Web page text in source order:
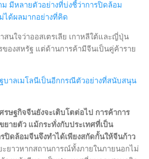
ม มีหลายตัวอย่างที่บ่งชี้ว่าการปิดล้อม
ได้ผลมากอย่างที่คิด
สนใจว่าออสเตรเลีย เกาหลีใต้และญี่ปุ่น
องสหรัฐ แต่ด้านการค้ามีจีนเป็นคู่ค้าราย
บาลเมโลนีเป็นอีกกรณีตัวอย่างที่สนับสนุน
รษฐกิจจีนยังจะเติบโตต่อไป การค้าการ
ยายตัว แม้กระทั่งกับประเทศที่เป็น
ปิดล้อมจีนจึงทำได้เพียงสกัดกั้นให้จีนก้าว
ะยาวหากสถานการณ์ทั้งภายในภายนอกไม่